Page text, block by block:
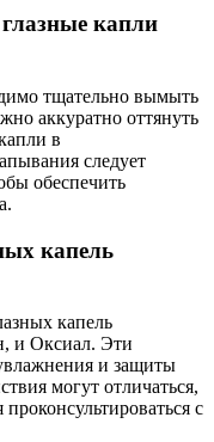
капли
тщательно вымыть
аккуратно оттянуть
в
следует
обеспечить
капель
капель
и Оксиал. Эти
и защиты
могут отличаться,
с